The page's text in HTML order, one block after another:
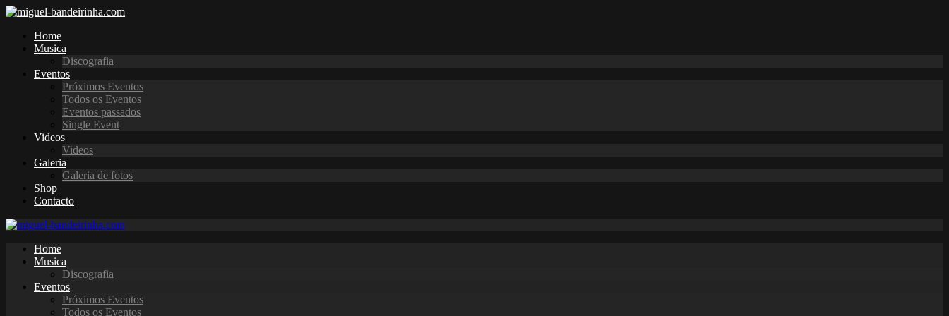
Home
Musica
Discografia
Eventos
Próximos Eventos
Todos os Eventos
Eventos passados
Single Event
Videos
Videos
Galeria
Galeria de fotos
Shop
Contacto
Home
Musica
Discografia
Eventos
Próximos Eventos
Todos os Eventos